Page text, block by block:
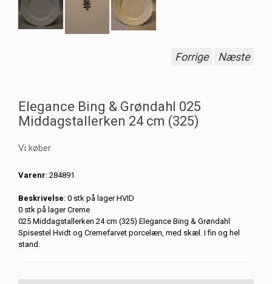
Forrige Næste
Elegance Bing & Grøndahl 025
Middagstallerken 24 cm (325)
Vi køber
Varenr: 284891
Beskrivelse: 0 stk på lager HVID
0 stk på lager Creme
025 Middagstallerken 24 cm (325) Elegance Bing & Grøndahl
Spisestel Hvidt og Cremefarvet porcelæn, med skæl. I fin og hel
stand.